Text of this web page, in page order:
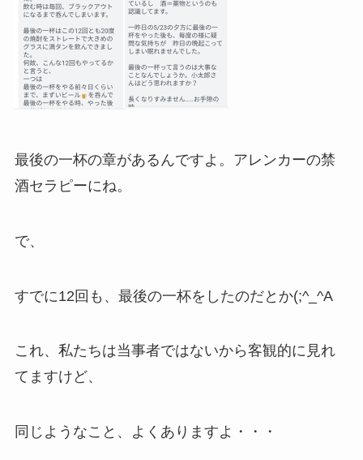
最後の一杯の章があるんですよ。アレンカーの禁
酒セラピーにね。
で、
すでに12回も、最後の一杯をしたのだとか(;^_^A
これ、私たちは当事者ではないから客観的に見れ
てますけど、
同じようなこと、よくありますよ・・・